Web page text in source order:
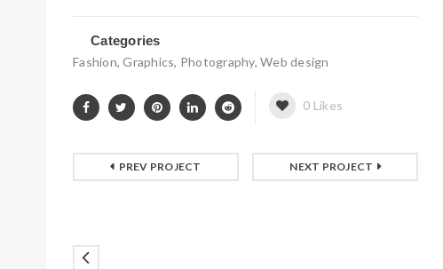
Categories
Fashion,Graphics, Photography, Web design
0 Likes
PREV PROJECT NEXT PROJECT